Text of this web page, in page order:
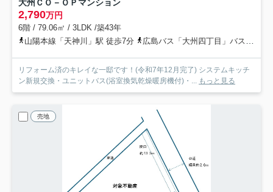
大州ＣＯ－ＯＰマンション
2,790万円
6階 / 79.06㎡ / 3LDK /築43年
山陽本線「天神川」駅 徒歩7分
広島バス「大州四丁目」バス停下車 徒歩3分
リフォーム済のキレイな一邸です！(令和7年12月完了) システムキッチ
ン新規交換・ユニットバス(浴室換気乾燥暖房機付)・... もっと見る
売地